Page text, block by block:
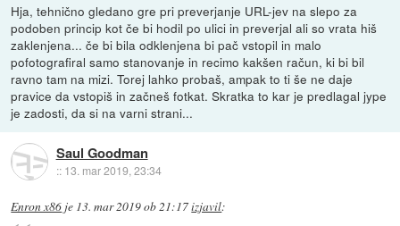
Hja, tehnično gledano gre pri preverjanje URL-jev na slepo za
podoben princip kot če bi hodil po ulici in preverjal ali so vrata hiš
zaklenjena... če bi bila odklenjena bi pač vstopil in malo
pofotografiral samo stanovanje in recimo kakšen račun, ki bi bil
ravno tam na mizi. Torej lahko probaš, ampak to ti še ne daje
pravice da vstopiš in začneš fotkat. Skratka to kar je predlagal jype
je zadosti, da si na varni strani...
Saul Goodman
:: 13. mar 2019, 23:34
Enron x86 je 13. mar 2019 ob 21:17izjavil: